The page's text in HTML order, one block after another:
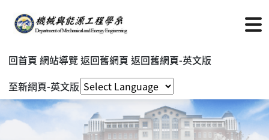
回首頁 網站導覽返回舊網頁 返回舊網頁-英文版
至新網頁-英文版